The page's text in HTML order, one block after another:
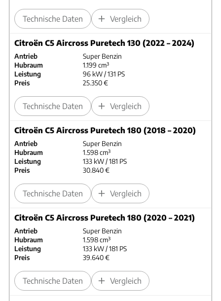
Technische Daten Vergleich
Citroën C5 Aircross Puretech 130 (2022 – 2024)
Antrieb
Super Benzin
Hubraum
1.199 cm³
Leistung
96 kW / 131 PS
Preis
25.350 €
Technische Daten Vergleich
Citroën C5 Aircross Puretech 180 (2018 – 2020)
Antrieb
Super Benzin
Hubraum
1.598 cm³
Leistung
133 kW / 181 PS
Preis
30.840 €
Technische Daten Vergleich
Citroën C5 Aircross Puretech 180 (2020 – 2021)
Antrieb
Super Benzin
Hubraum
1.598 cm³
Leistung
133 kW / 181 PS
Preis
39.640 €
Technische Daten Vergleich